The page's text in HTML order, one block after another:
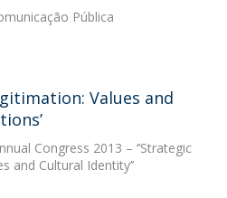
Pública
Values and
Congress 2013 – ‘’Strategic
and Cultural Identity’’